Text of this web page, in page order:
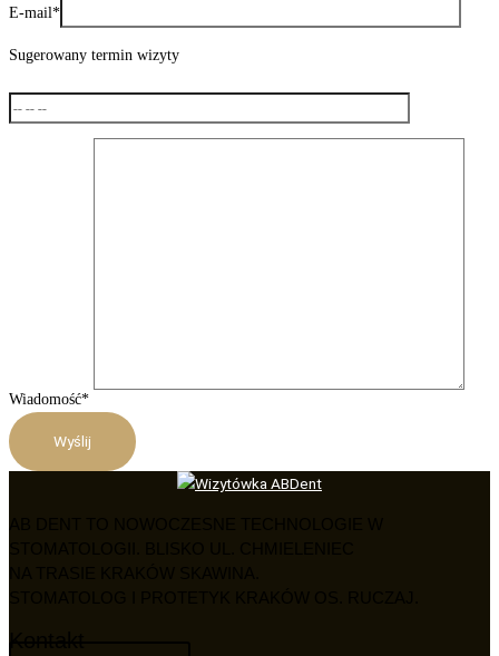
E-mail*
Sugerowany termin wizyty
Wiadomość*